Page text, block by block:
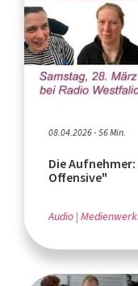
08.04.2026 - 56 Min.
Die
Offensive"
Audio